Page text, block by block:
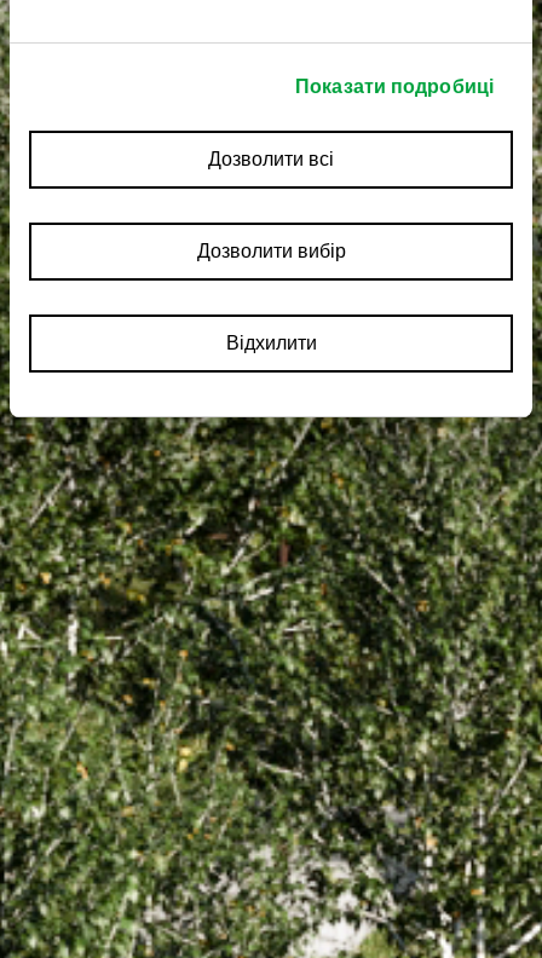
Показати подробиці
Дозволити всі
Дозволити вибір
Відхилити